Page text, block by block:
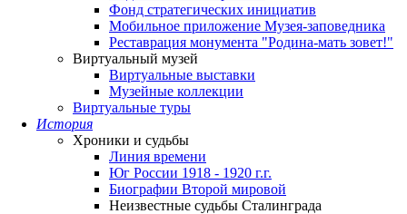
Фонд стратегических инициатив
Мобильное приложение Музея-заповедника
Реставрация монумента "Родина-мать зовет!"
Виртуальный музей
Виртуальные выставки
Музейные коллекции
Виртуальные туры
История
Хроники и судьбы
Линия времени
Юг России 1918 - 1920 г.г.
Биографии Второй мировой
Неизвестные судьбы Сталинграда